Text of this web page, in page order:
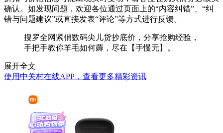
确认。如发现问题，欢迎各位通过页面上的“内容纠错”、“纠
错与问题建议”或直接发表“评论”等方式进行反馈。
搜罗全网紧俏数码尖儿货抄底价，分享抢购经验，
手把手教你羊毛如何薅，尽在【手慢无】。
展开全文
使用中关村在线APP，查看更多精彩资讯